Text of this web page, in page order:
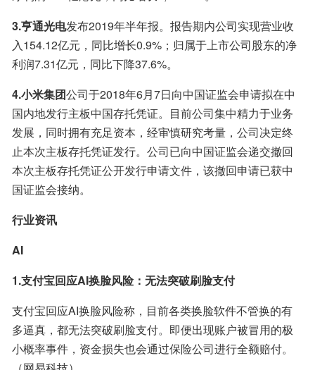
3.亨通光电发布2019年半年报。报告期内公司实现营业收
入154.12亿元，同比增长0.9%；归属于上市公司股东的净
利润7.31亿元，同比下降37.6%。
4.小米集团公司于2018年6月7日向中国证监会申请拟在中
国内地发行主板中国存托凭证。目前公司集中精力于业务
发展，同时拥有充足资本，经审慎研究考量，公司决定终
止本次主板存托凭证发行。公司已向中国证监会递交撤回
本次主板存托凭证公开发行申请文件，该撤回申请已获中
国证监会接纳。
行业资讯
AI
1.支付宝回应AI换脸风险：无法突破刷脸支付
支付宝回应AI换脸风险称，目前各类换脸软件不管换的有
多逼真，都无法突破刷脸支付。即便出现账户被冒用的极
小概率事件，资金损失也会通过保险公司进行全额赔付。